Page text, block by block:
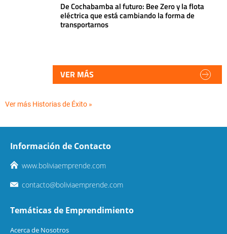
De Cochabamba al futuro: Bee Zero y la flota
eléctrica que está cambiando la forma de
transportarnos
VER MÁS
Ver más Historias de Éxito »
Información de Contacto
www.boliviaemprende.com
contacto@boliviaemprende.com
Temáticas de Emprendimiento
Acerca de Nosotros